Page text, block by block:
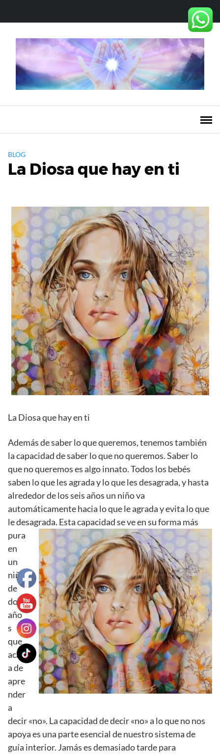
contenido
BLOG
La Diosa que hay en ti
La Diosa que hay en ti
Además de saber lo que queremos, tenemos también
la capacidad de saber lo que no queremos. Saber lo
que no queremos es algo innato. Todos los bebés
saben lo que les agrada y lo que les desagrada, y hasta
alrededor de los seis años un niño va
automáticamente hacia lo que le agrada y evita lo que
le desagrada. Esta capacidad se ve en su forma más
pura
en
un
niño
de
dos
año
s
que
acab
a de
apre
nder
a
decir «no». La capacidad de decir «no» a lo que no nos
apoya es una parte esencial de nuestro sistema de
guía interior. Jamás es demasiado tarde para